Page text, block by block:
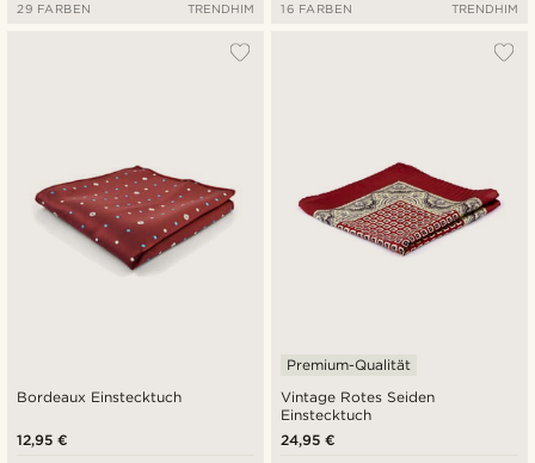
29 FARBEN TRENDHIM 16 FARBEN TRENDHIM
Bordeaux Einstecktuch
12,95 €
Vintage Rotes Seiden
Einstecktuch
Premium-Qualität
24,95 €